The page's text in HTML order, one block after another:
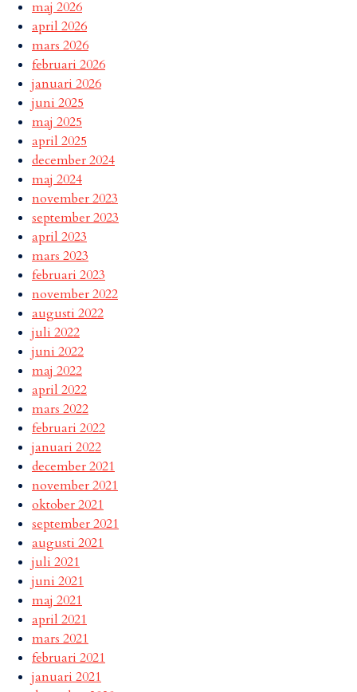
maj 2026
april 2026
mars 2026
februari 2026
januari 2026
juni 2025
maj 2025
april 2025
december 2024
maj 2024
november 2023
september 2023
april 2023
mars 2023
februari 2023
november 2022
augusti 2022
juli 2022
juni 2022
maj 2022
april 2022
mars 2022
februari 2022
januari 2022
december 2021
november 2021
oktober 2021
september 2021
augusti 2021
juli 2021
juni 2021
maj 2021
april 2021
mars 2021
februari 2021
januari 2021